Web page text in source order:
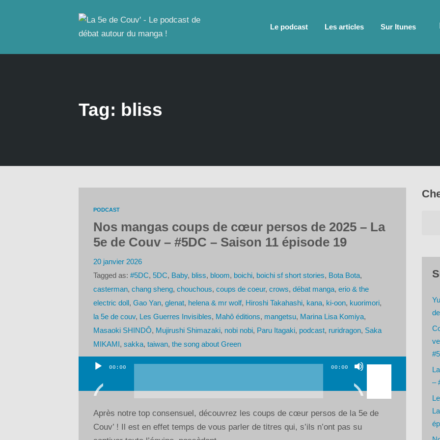
Le podcast Les articles Sur Itunes
Tag: bliss
PODCAST
Nos mangas coups de cœur persos de 2025 – La
5e de Couv – #5DC – Saison 11 épisode 19
20 janvier 2026
Tagged as: #5DC, 5DC, Baby, bliss, bloom, boichi, boichi sf short stories, Bota Bota,
casterman, chang sheng, chouchous, coups de coeur, crows, débat manga, erio & the
electric doll, Gao Yan, glenat, helena & mr wolf, Hiroshi Takahashi, kana, ki-oon, kuorimori,
la 5e de couv, Les Guerres Invisibles, Mahô éditions, mangetsu, Marina Lisa Komiya,
Masaoki SHINDÔ, Mujirushi Shimazaki, nobi nobi, Paru Itagaki, podcast, ruridragon, Saka
MIKAMI, sakka, taiwan, the song about Green
Lecteur
audio
00:00 00:00
Utilisez
flèches
pour
Après notre top consensuel, découvrez les coups de cœur persos de la 5e de
Couv’ ! Il est en effet temps de vous parler de titres qui, s’ils n’ont pas su
–